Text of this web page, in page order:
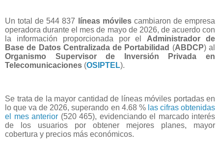
Un total de 544 837 líneas móvilescambiaron de empresa
operadora durante el mes de mayo de 2026, de acuerdo con
la información proporcionada por el Administrador de
Base de Datos Centralizada de Portabilidad (ABDCP) al
Organismo Supervisor de Inversión Privada en
Telecomunicaciones (OSIPTEL).
Se trata de la mayor cantidad de líneas móviles portadas en
lo que va de 2026, superando en 4.68 % las cifras obtenidas
el mes anterior (520 465), evidenciando el marcado interés
de los usuarios por obtener mejores planes, mayor
cobertura y precios más económicos.